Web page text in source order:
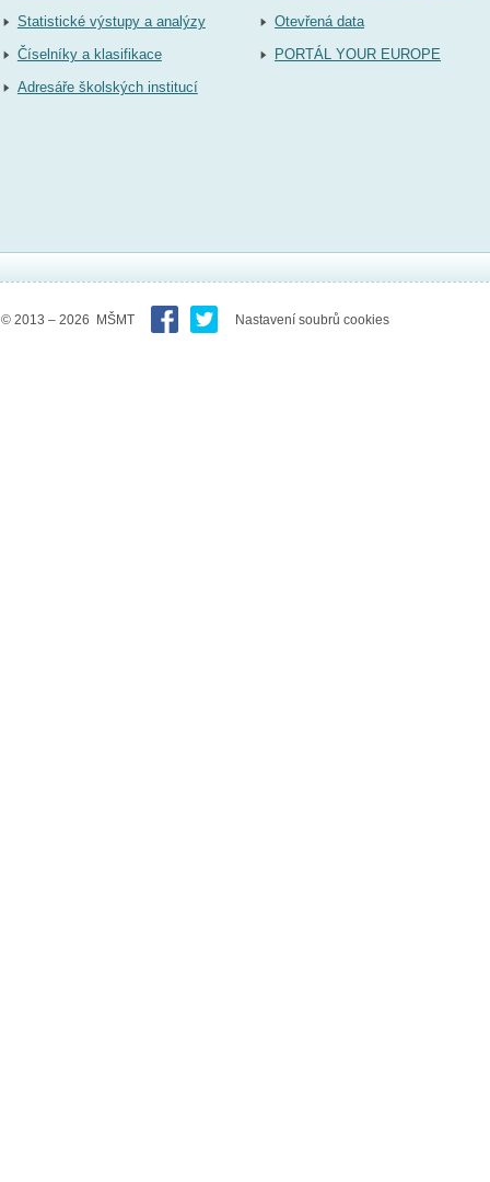
Statistické výstupy a analýzy
Číselníky a klasifikace
Adresáře školských institucí
Otevřená data
PORTÁL YOUR EUROPE
© 2013 – 2026 MŠMT Nastavení soubrů cookies